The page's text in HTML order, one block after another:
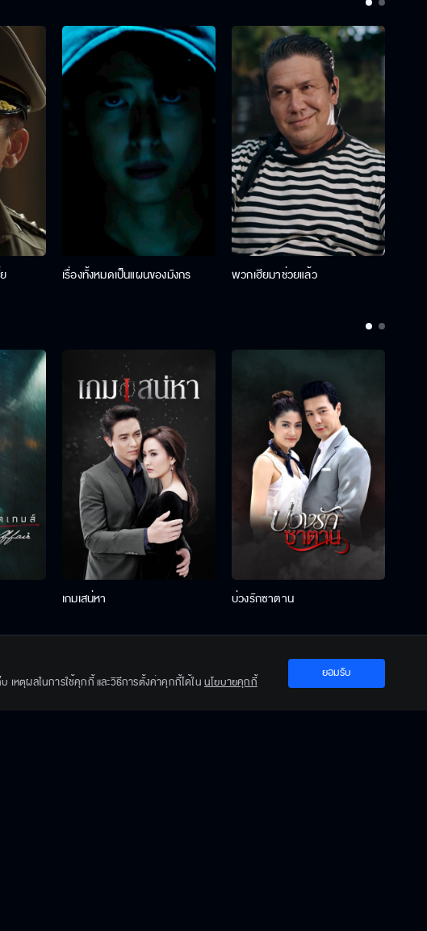
เรื่องทั้งหมดเป็นแผนของมังกร พวกเฮียมาช่วยแล้ว
เกมเสน่หา บ่วงรักซาตาน
เหตุผลในการใช้คุกกี้ และวิธีการตั้งค่าคุกกี้ได้ใน นโยบายคุกกี้
ยอมรับ